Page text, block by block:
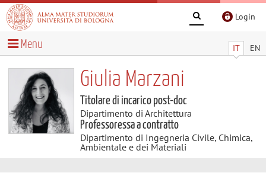
Login
IT EN
Menu
Giulia Marzani
Titolare di incarico post-doc
Dipartimento di Architettura
Professoressa a contratto
Dipartimento di Ingegneria Civile, Chimica,
Ambientale e dei Materiali